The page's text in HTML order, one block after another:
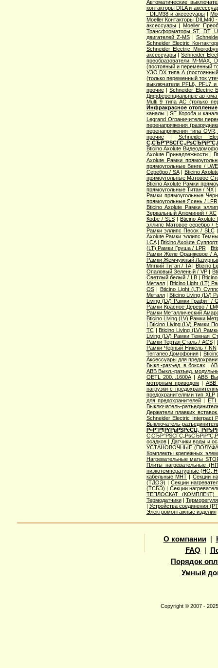
Автоматические
контакторы DILA и
- DILM38 и аксессуары |
Moeller Контакторы DILM40
аксессуары|Moeller
Трансформаторы ST, DT,
двигателей Z-MS|
Schneider Electric
Schneider Electric
аксессуары|Schneider
преобразователи M-MAX,
(постояный и переменный
УЗО DX типа А
(только переменный ток
выключатели PFL6, PFL7 и
прочие|Schneider Electric
Дифференциальные
Multi 9 типа АС (только
Инфракрасное отопление
каналы| SE Короба и
Legrand Ограничители
перенапряжения
перенапряжения типа
прочие|Schneider
Bticino Axolute
Axolute Принадлежности |
Axolute Рамки
прямоугольные Венге / LWE
Серебро / SA|Bticino
прямоугольные Матовое
Bticino Axolute Рамки
прямоугольные Титан / NX|
Рамки прямоугольные
прямоугольные Ясень / LFR
Bticino Axolute Рамки
Зеркальный Алюминий / XC
Кофе / SLS|Bticino Axolute
эллипс Матовое серебро /
Рамки эллипс Песок / SLC
Axolute Рамки эллипс
LCA|Bticino Axolute
(LT) Рамки Груша / LPR|
Рамки Желе Оранжевое /
Рамки Жемчужный
Мягкий Титан / TA| Bticino
Опаловый Зеленый / VP|
Светлый белый / LB|
Металл| Bticino Light (LT)
OS| Bticino Light (LT)
Металл|Bticino Living (LV)
Living (LV) Рамки Графит /
Рамки Красное Дерево /
Рамки Металлический
Bticino Living (LV) Рамки
|Bticino Living (LV) Рамки
TC|Bticino Living (LV)
Living (LV) Рамки Темная
Рамки Тертая Сталь / ACS|
Рамки Черный Никель / NN
Terraneo Домофония|
Аксессуары для
Выкл.-разъед. в боксах |
ABB Выкл.-разъед.
OETL 200...1600A| ABB
моторным приводом | ABB
нагрузки с
предохранителями тип XLP
для предохранителей| ETI
Выключатель-
Держатели плавких
Schneider Electric Interpact
Выключатель-
Р»Р°Р¶РґРµРЅРёСЏ,
осадков| Датчики воды и
УСТАНОВОЧНЫЕ
Комплекты крепежных
Нагревательные маты
Плиты нагревательные
низкотемпературные
кабельные МНТ| Секции
(ТДОЭ) |Секции
(ТСБЭ) | Секции
ТЕПЛОСКАТ (КОМПЛЕКТ)
Термодатчики|
| Устройства соединения
Электромонтажные изделия
О компании|
FAQ
Порядок
Умный
Copyright © 2007 -